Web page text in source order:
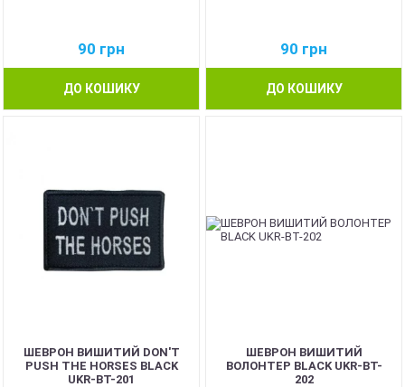
90 грн
ДО КОШИКУ
90 грн
ДО КОШИКУ
ШЕВРОН ВИШИТИЙ DON'T
PUSH THE HORSES BLACK
UKR-BT-201
ШЕВРОН ВИШИТИЙ
ВОЛОНТЕР BLACK UKR-BT-
202